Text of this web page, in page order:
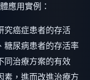
應用實例：
究癌症患者的存活
糖尿病患者的存活率
同治療方案的有效
素，進而改進治療方